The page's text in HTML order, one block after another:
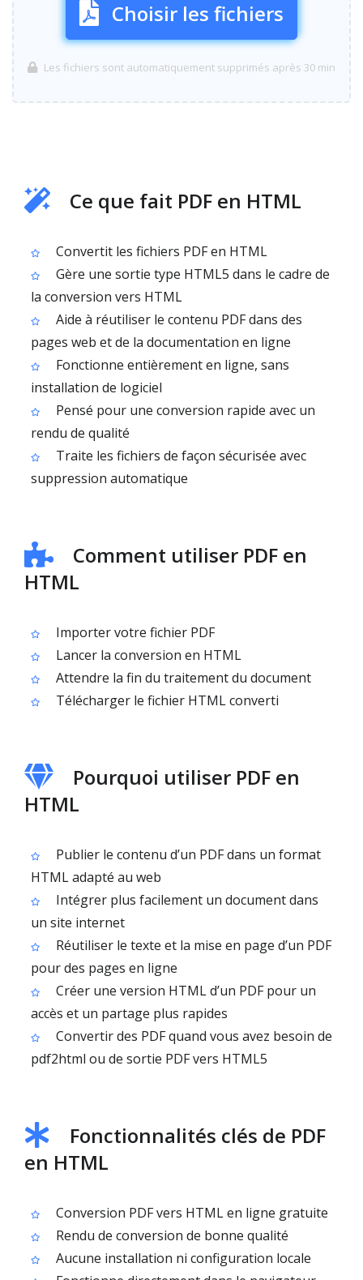
Choisir les fichiers
Les fichiers sont automatiquement supprimés après 30 min
Ce que fait PDF en HTML
Convertit les fichiers PDF en HTML
Gère une sortie type HTML5 dans le cadre de
la conversion vers HTML
Aide à réutiliser le contenu PDF dans des
pages web et de la documentation en ligne
Fonctionne entièrement en ligne, sans
installation de logiciel
Pensé pour une conversion rapide avec un
rendu de qualité
Traite les fichiers de façon sécurisée avec
suppression automatique
Comment utiliser PDF en
HTML
Importer votre fichier PDF
Lancer la conversion en HTML
Attendre la fin du traitement du document
Télécharger le fichier HTML converti
Pourquoi utiliser PDF en
HTML
Publier le contenu d’un PDF dans un format
HTML adapté au web
Intégrer plus facilement un document dans
un site internet
Réutiliser le texte et la mise en page d’un PDF
pour des pages en ligne
Créer une version HTML d’un PDF pour un
accès et un partage plus rapides
Convertir des PDF quand vous avez besoin de
pdf2html ou de sortie PDF vers HTML5
Fonctionnalités clés de PDF
en HTML
Conversion PDF vers HTML en ligne gratuite
Rendu de conversion de bonne qualité
Aucune installation ni configuration locale